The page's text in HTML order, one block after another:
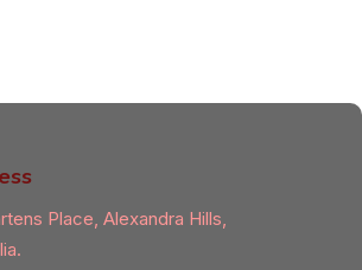
Place, Alexandra Hills,